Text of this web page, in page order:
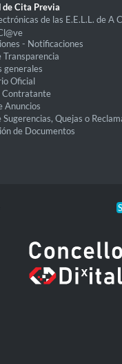
Cita Previa
de las E.E.L.L. de A
- Notificaciones
Transparencia
generales
Oficial
Contratante
Anuncios
Sugerencias, Quejas o
de Documentos